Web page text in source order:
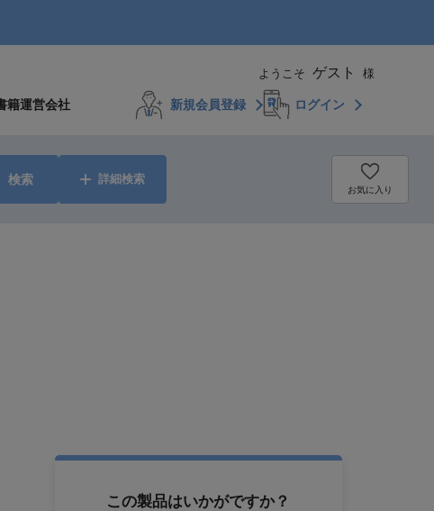
ようこそ ゲスト 様
籍運営会社 新規会員登録 ログイン
検索 詳細検索
お気に入り
この製品はいかがですか？